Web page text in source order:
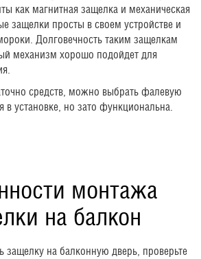
как магнитная защелка и механическая
защелки просты в своем устройстве и
Долговечность таким защелкам
механизм хорошо подойдет для
средств, можно выбрать фалевую
установке, но зато функциональна.
монтажа
на балкон
защелку на балконную дверь, проверьте